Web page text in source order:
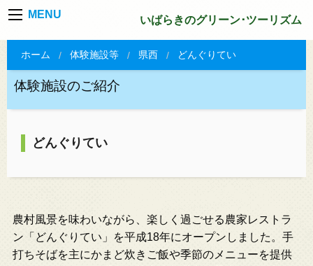
MENU いばらきのグリーン･ツーリズム
ホーム 体験施設等 県西 どんぐりてい
体験施設のご紹介
どんぐりてい
農村風景を味わいながら、楽しく過ごせる農家レストラ
ン「どんぐりてい」を平成18年にオープンしました。手
打ちそばを主にかまど炊きご飯や季節のメニューを提供